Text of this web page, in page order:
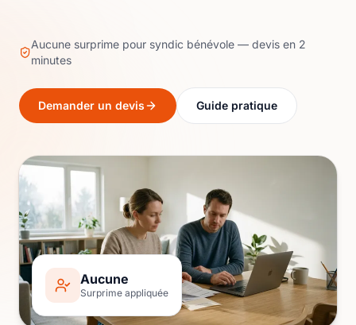
Aucune surprime pour syndic bénévole — devis en 2
minutes
Demander un devis Guide pratique
Aucune
Surprime appliquée